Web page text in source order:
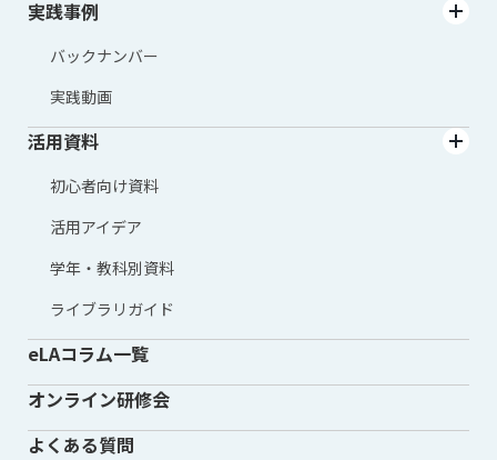
実践事例
バックナンバー
実践動画
活用資料
初心者向け資料
活用アイデア
学年・教科別資料
ライブラリガイド
eLAコラム一覧
オンライン研修会
よくある質問